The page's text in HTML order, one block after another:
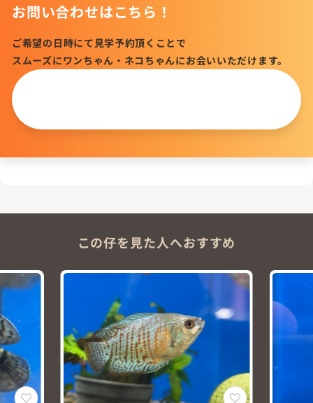
お問い合わせはこちら！
ご希望の日時にて見学予約頂くことで
スムーズにワンちゃん・ネコちゃんにお会いいただけます。
この仔を見た人へおすすめ